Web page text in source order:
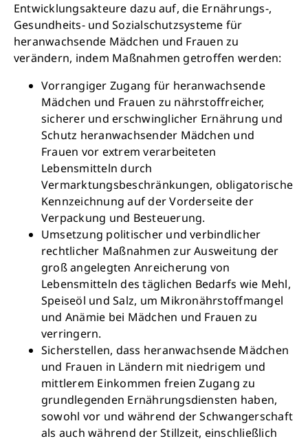
Entwicklungsakteure dazu auf, die Ernährungs-,
Gesundheits- und Sozialschutzsysteme für
heranwachsende Mädchen und Frauen zu
verändern, indem Maßnahmen getroffen werden:
Vorrangiger Zugang für heranwachsende
Mädchen und Frauen zu nährstoffreicher,
sicherer und erschwinglicher Ernährung und
Schutz heranwachsender Mädchen und
Frauen vor extrem verarbeiteten
Lebensmitteln durch
Vermarktungsbeschränkungen, obligatorische
Kennzeichnung auf der Vorderseite der
Verpackung und Besteuerung.
Umsetzung politischer und verbindlicher
rechtlicher Maßnahmen zur Ausweitung der
groß angelegten Anreicherung von
Lebensmitteln des täglichen Bedarfs wie Mehl,
Speiseöl und Salz, um Mikronährstoffmangel
und Anämie bei Mädchen und Frauen zu
verringern.
Sicherstellen, dass heranwachsende Mädchen
und Frauen in Ländern mit niedrigem und
mittlerem Einkommen freien Zugang zu
grundlegenden Ernährungsdiensten haben,
sowohl vor und während der Schwangerschaft
als auch während der Stillzeit, einschließlich